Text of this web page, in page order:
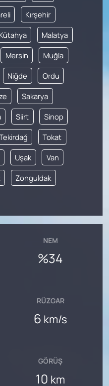
Kırşehir
Kütahya Malatya
Mersin Muğla
Niğde Ordu
Sakarya
Siirt Sinop
Tokat
Uşak Van
Zonguldak
NEM
%34
RÜZGAR
6 km/s
GÖRÜŞ
10 km